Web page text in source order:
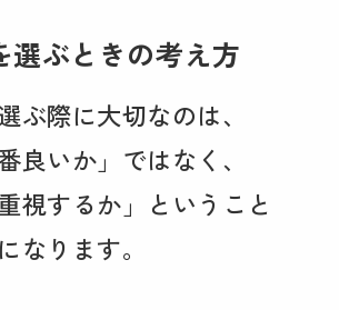
選ぶときの考え方
ぶ際に大切なのは、
良いか」ではなく、
視するか」ということ
なります。